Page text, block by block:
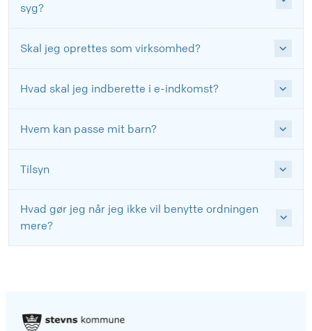
syg?
Skal jeg oprettes som virksomhed?
Hvad skal jeg indberette i e-indkomst?
Hvem kan passe mit barn?
Tilsyn
Hvad gør jeg når jeg ikke vil benytte ordningen
mere?